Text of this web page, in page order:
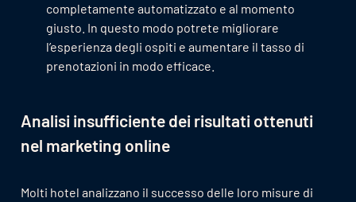
completamente automatizzato e al momento
giusto. In questo modo potrete migliorare
l’esperienza degli ospiti e aumentare il tasso di
prenotazioni in modo efficace.
Analisi insufficiente dei risultati ottenuti
nel marketing online
Molti hotel analizzano il successo delle loro misure di